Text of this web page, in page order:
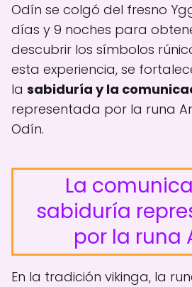
Odín se colgó del fresno
días y 9 noches para
descubrir los símbolos
esta experiencia, se
la sabiduría y la
representada por la runa
Odín.
La
sabiduría
por la runa
En la tradición vikinga, la